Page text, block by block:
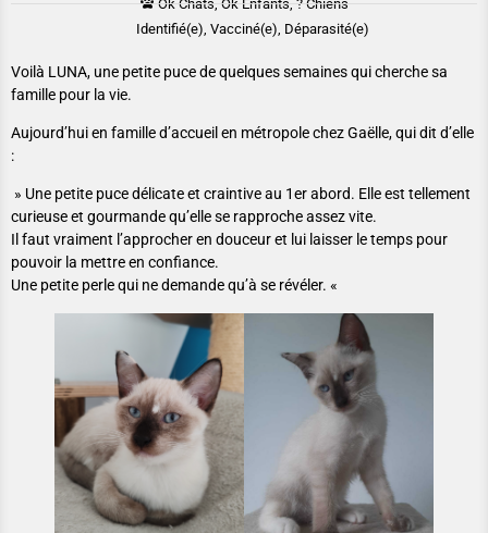
Ok Chats, Ok Enfants, ? Chiens
Identifié(e), Vacciné(e), Déparasité(e)
Voilà LUNA, une petite puce de quelques semaines qui cherche sa
famille pour la vie.
Aujourd’hui en famille d’accueil en métropole chez Gaëlle, qui dit d’elle
:
» Une petite puce délicate et craintive au 1er abord. Elle est tellement
curieuse et gourmande qu’elle se rapproche assez vite.
Il faut vraiment l’approcher en douceur et lui laisser le temps pour
pouvoir la mettre en confiance.
Une petite perle qui ne demande qu’à se révéler. «